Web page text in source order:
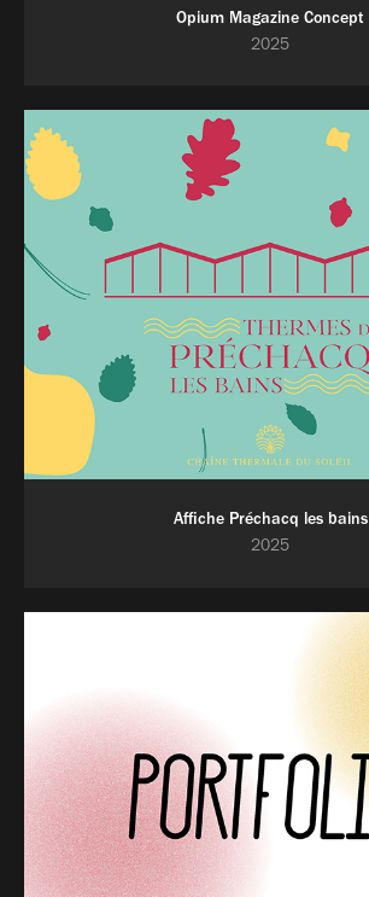
Opium Magazine Concept
2025
Affiche Préchacq les bains
2025